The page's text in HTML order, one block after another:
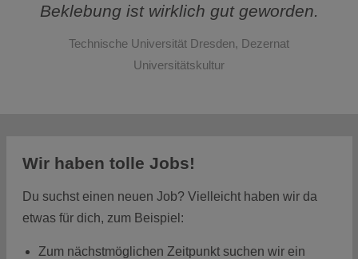
Beklebung ist wirklich gut geworden.
Technische Universität Dresden, Dezernat
Universitätskultur
Wir haben tolle Jobs!
Du suchst einen neuen Job? Vielleicht haben wir da
etwas für dich, zum Beispiel:
Zum nächstmöglichen Zeitpunkt suchen wir ein